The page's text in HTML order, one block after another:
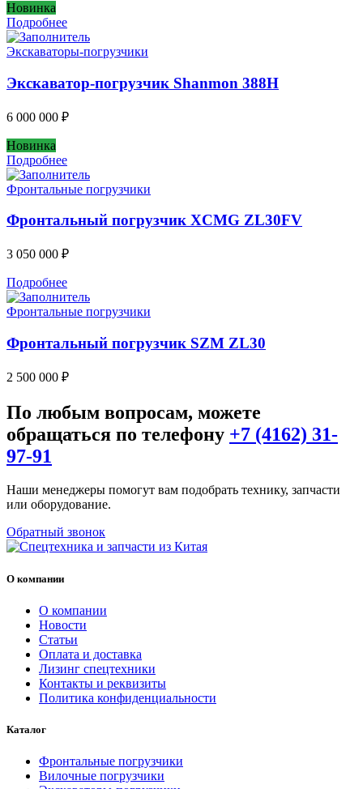
Новинка
Подробнее
Экскаваторы-погрузчики
Экскаватор-погрузчик Shanmon 388H
6 000 000 ₽
Новинка
Подробнее
Фронтальные погрузчики
Фронтальный погрузчик XCMG ZL30FV
3 050 000 ₽
Подробнее
Фронтальные погрузчики
Фронтальный погрузчик SZM ZL30
2 500 000 ₽
По любым вопросам, можете
обращаться по телефону +7 (4162) 31-
97-91
Наши менеджеры помогут вам подобрать технику, запчасти
или оборудование.
Обратный звонок
О компании
О компании
Новости
Статьи
Оплата и доставка
Лизинг спецтехники
Контакты и реквизиты
Политика конфиденциальности
Каталог
Фронтальные погрузчики
Вилочные погрузчики